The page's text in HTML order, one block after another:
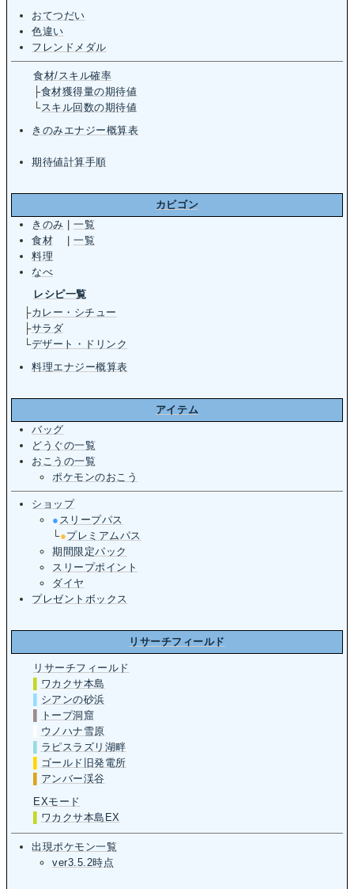
おてつだい
色違い
フレンドメダル
食材/スキル確率
├食材獲得量の期待値
└スキル回数の期待値
きのみエナジー概算表
期待値計算手順
カビゴン
きのみ |一覧
食材 |一覧
料理
なべ
レシピ一覧
├カレー・シチュー
├サラダ
└デザート・ドリンク
料理エナジー概算表
アイテム
バッグ
どうぐの一覧
おこうの一覧
ポケモンのおこう
ショップ
● スリープパス
└●プレミアムパス
期間限定パック
スリープポイント
ダイヤ
プレゼントボックス
リサーチフィールド
リサーチフィールド
ワカクサ本島
シアンの砂浜
トープ洞窟
ウノハナ雪原
ラピスラズリ湖畔
ゴールド旧発電所
アンバー渓谷
EXモード
ワカクサ本島EX
出現ポケモン一覧
ver3.5.2時点